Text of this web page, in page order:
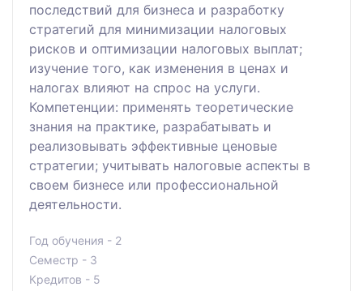
последствий для бизнеса и разработку
стратегий для минимизации налоговых
рисков и оптимизации налоговых выплат;
изучение того, как изменения в ценах и
налогах влияют на спрос на услуги.
Компетенции: применять теоретические
знания на практике, разрабатывать и
реализовывать эффективные ценовые
стратегии; учитывать налоговые аспекты в
своем бизнесе или профессиональной
деятельности.
Год обучения - 2
Семестр - 3
Кредитов - 5